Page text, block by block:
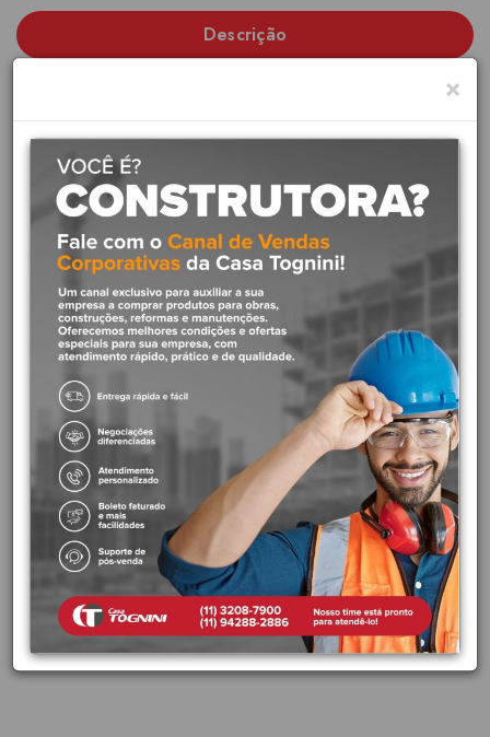
Descrição
Descrição das Características Tubos e conexões de CPVC
Pressão de serviço de 1,2 MPa (120 m.c.a. ou 175 psi) Certificação
Descrição de uso Alimentação de água a redes de combate a
incêndio Sistemas de prot
Descrição ImpressãoBUCHA DE REDUÇÃO M/F
Família
Material de FabricaçãoCPVC BLZM Policloreto vinilaCl
Cor
FunçãoConexão de redução entre tubos de diferentes diâmetros
Características Tubos e conexões de CPVC
Pressão de serviço de 1,2 MPa (120 m.c.a. ou 175 psi) Certificação
×